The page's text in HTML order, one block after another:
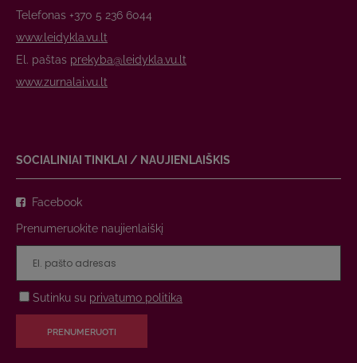
Telefonas +370 5 236 6044
www.leidykla.vu.lt
El. paštas prekyba@leidykla.vu.lt
www.zurnalai.vu.lt
SOCIALINIAI TINKLAI / NAUJIENLAIŠKIS
Facebook
Prenumeruokite naujienlaiškį
Sutinku su privatumo politika
PRENUMERUOTI